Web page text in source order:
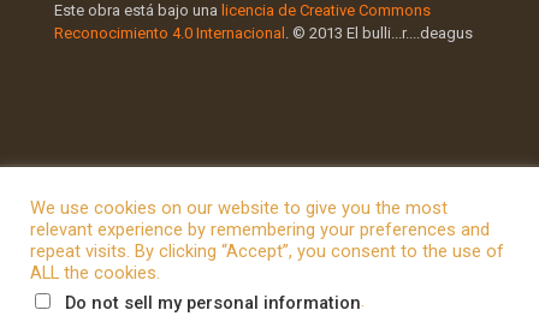
Este obra está bajo una licencia de Creative Commons
Reconocimiento 4.0 Internacional . © 2013 El bulli...r....deagus
© 2026 Betheme by Muffin group
We use cookies on our website to give you the most
relevant experience by remembering your preferences and
repeat visits. By clicking “Accept”, you consent to the use of
ALL the cookies.
Do not sell my personal information.